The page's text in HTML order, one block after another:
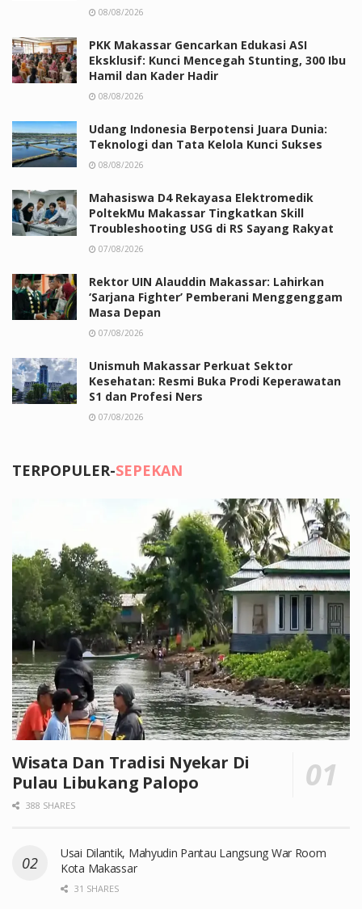
08/08/2026
PKK Makassar Gencarkan Edukasi ASI
Eksklusif: Kunci Mencegah Stunting, 300 Ibu
Hamil dan Kader Hadir
08/08/2026
Udang Indonesia Berpotensi Juara Dunia:
Teknologi dan Tata Kelola Kunci Sukses
08/08/2026
Mahasiswa D4 Rekayasa Elektromedik
PoltekMu Makassar Tingkatkan Skill
Troubleshooting USG di RS Sayang Rakyat
07/08/2026
Rektor UIN Alauddin Makassar: Lahirkan
‘Sarjana Fighter’ Pemberani Menggenggam
Masa Depan
07/08/2026
Unismuh Makassar Perkuat Sektor
Kesehatan: Resmi Buka Prodi Keperawatan
S1 dan Profesi Ners
07/08/2026
TERPOPULER-SEPEKAN
Wisata Dan Tradisi Nyekar Di
Pulau Libukang Palopo
388 SHARES
Usai Dilantik, Mahyudin Pantau Langsung War Room
Kota Makassar
31 SHARES